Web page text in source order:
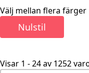
Välj mellan flera färger
Nulstil
Visar 1 - 24 av 1252